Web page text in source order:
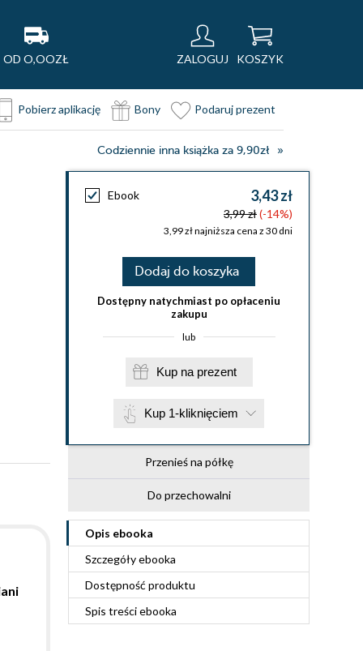
OD O,OOZŁ ZALOGUJ KOSZYK
Pobierz aplikację Bony Podaruj prezent
Codziennie inna książka za 9,90zł
Ebook 3,43 zł
3,99 zł(-14%)
3,99 zł najniższa cena z 30 dni
Dodaj do koszyka
Dostępny natychmiast po opłaceniu
zakupu
lub
Kup na prezent
Kup 1-kliknięciem
Przenieś na półkę
Do przechowalni
Opis ebooka
Szczegółyebooka
Dostępność produktu
Spis treściebooka